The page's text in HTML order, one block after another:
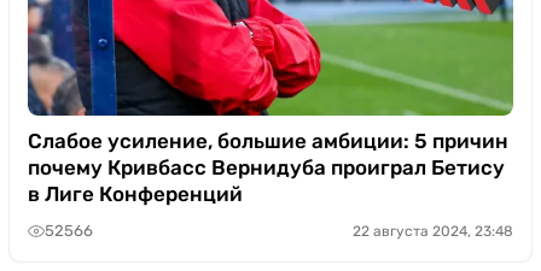
Слабое усиление, большие амбиции: 5 причин
почему Кривбасс Вернидуба проиграл Бетису
в Лиге Конференций
52566 22 августа 2024, 23:48